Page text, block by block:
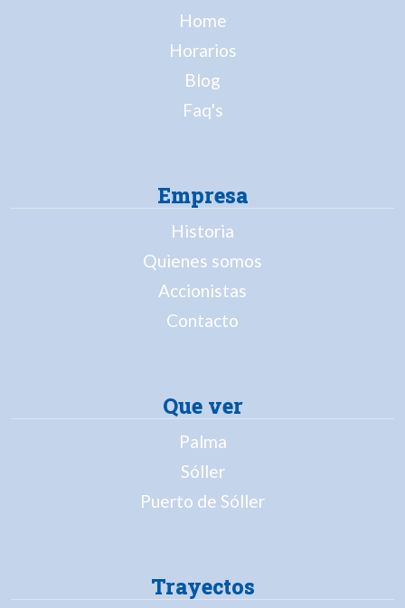
Home
Horarios
Blog
Faq's
Empresa
Historia
Quienes somos
Accionistas
Contacto
Que ver
Palma
Sóller
Puerto de Sóller
Trayectos